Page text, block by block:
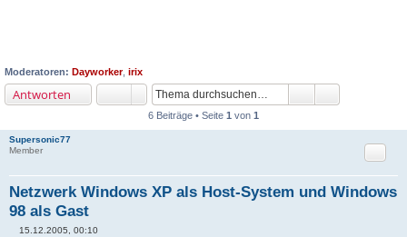
Moderatoren: Dayworker, irix
Antworten
6 Beiträge • Seite 1 von 1
Supersonic77
Member
Netzwerk Windows XP als Host-System und Windows
98 als Gast
Zitat
15.12.2005, 00:10